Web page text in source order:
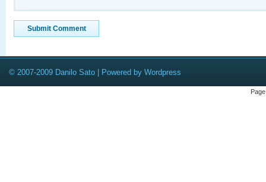
© 2007-2009 Danilo Sato | Powered by Wordpress